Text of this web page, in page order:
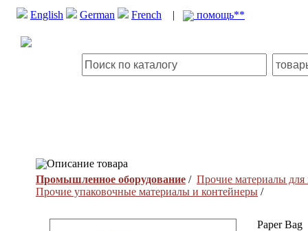
English German French | помощь**
Описание товара
Промышленное оборудование / Прочие материалы
Прочие упаковочные материалы и контейнеры /
Paper Bag